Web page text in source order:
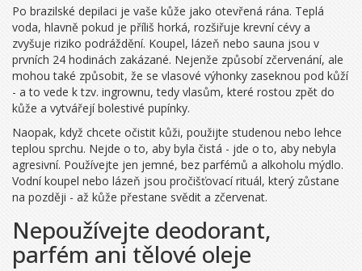
Po brazilské depilaci je vaše kůže jako otevřená rána. Teplá
voda, hlavně pokud je příliš horká, rozšiřuje krevní cévy a
zvyšuje riziko podráždění. Koupel, lázeň nebo sauna jsou v
prvních 24 hodinách zakázané. Nejenže způsobí zčervenání, ale
mohou také způsobit, že se vlasové výhonky zaseknou pod kůží
- a to vede k tzv. ingrownu, tedy vlasům, které rostou zpět do
kůže a vytvářejí bolestivé pupínky.
Naopak, když chcete očistit kůži, použijte studenou nebo lehce
teplou sprchu. Nejde o to, aby byla čistá - jde o to, aby nebyla
agresivní. Používejte jen jemné, bez parfémů a alkoholu mýdlo.
Vodní koupel nebo lázeň jsou pročišťovací rituál, který zůstane
na později - až kůže přestane svědit a zčervenat.
Nepoužívejte deodorant,
parfém ani tělové oleje